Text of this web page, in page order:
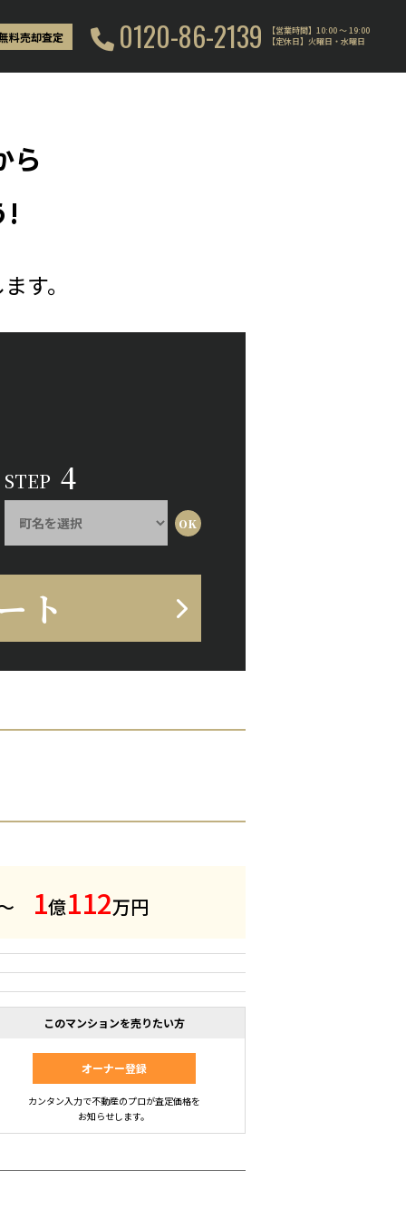
料売却査定 0120-86-2139
【営業時間】10:00 〜 19:00
【定休日】火曜日・水曜日
ら
!
す。
STEP 4
ト
1億112万円
このマンションを売りたい方
オーナー登録
カンタン入力で不動産のプロが査定価格を
お知らせします。